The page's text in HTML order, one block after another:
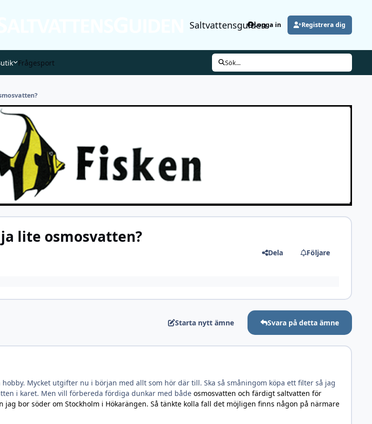
SaltvattensguidenLogga in Registrera dig
Frågesport Sök...
lite osmosvatten?
Dela Följare
Starta nytt ämne Svara på detta ämne
Mycket utgifter nu i början med allt som hör där till. Ska så småningom köpa ett filter så jag
i karet. Men vill förbereda fördiga dunkar med både osmosvatten och färdigt saltvatten för
jag bor söder om Stockholm i Hökarängen. Så tänkte kolla fall det möjligen finns någon på närmare